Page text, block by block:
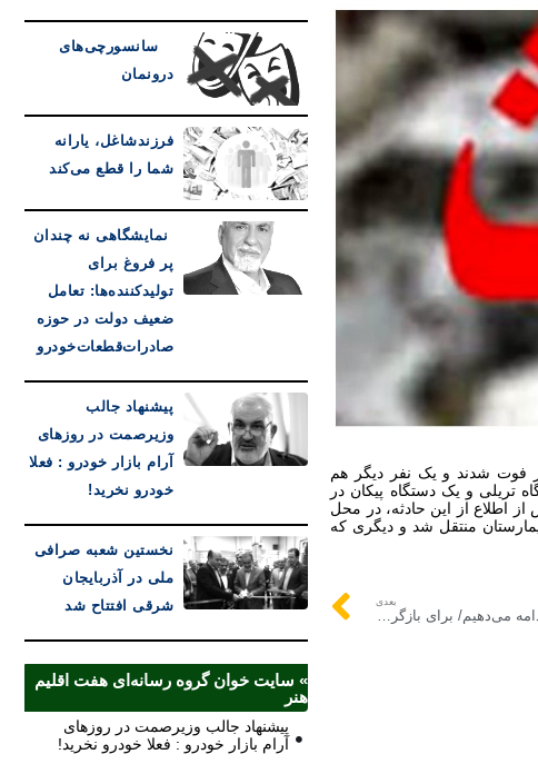
بعدی
اسرائیل مدعی شد: جنگ زمینی را ادامه می‌دهیم/ برای بازگرداندن گروگان‌ها هر کاری می‌کنیم
سانسورچی‌های
درونمان
فرزندشاغل، یارانه
شما را قطع می‌کند
نمایشگاهی نه چندان
پر فروغ برای
تولیدکننده‌ها: تعامل
ضعیف دولت در حوزه
صادرات‌قطعات‌خودرو
پیشنهاد جالب
وزیرصمت در روزهای
آرام بازار خودرو : فعلا
خودرو نخرید!
نخستین شعبه صرافی
ملی در آذربایجان
شرقی افتتاح شد
» سایت خوان گروه رسانه‌ای هفت اقلیم
هنر
پیشنهاد جالب وزیرصمت در روزهای
آرام بازار خودرو : فعلا خودرو نخرید!